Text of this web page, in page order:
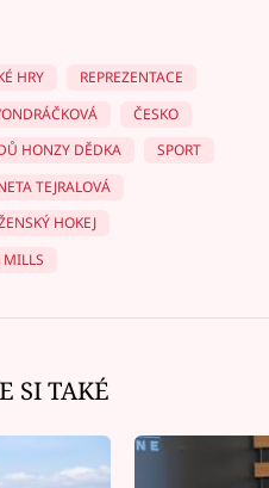
HRY
REPREZENTACE
ČESKO
HONZY DĚDKA
SPORT
TEJRALOVÁ
HOKEJ
SI TAKÉ